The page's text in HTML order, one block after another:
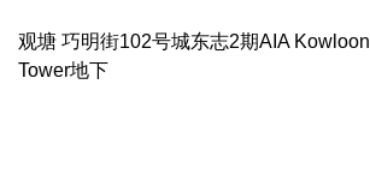
观塘 巧明街102号城东志2期AIA Kowloon
Tower地下